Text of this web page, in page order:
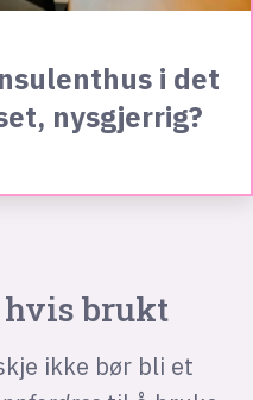
i det
nysgjerrig?
hvis brukt
ikke bør bli et